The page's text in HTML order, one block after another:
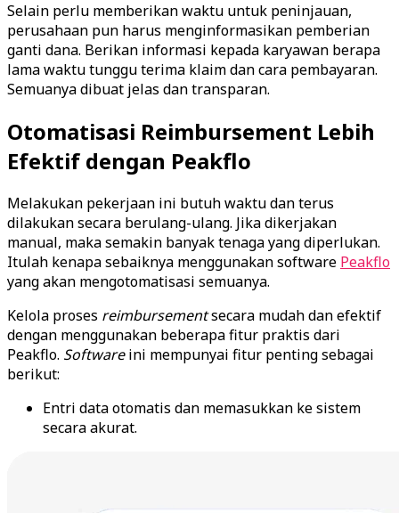
Selain perlu memberikan waktu untuk peninjauan,
perusahaan pun harus menginformasikan pemberian
ganti dana. Berikan informasi kepada karyawan berapa
lama waktu tunggu terima klaim dan cara pembayaran.
Semuanya dibuat jelas dan transparan.
Otomatisasi Reimbursement Lebih
Efektif dengan Peakflo
Melakukan pekerjaan ini butuh waktu dan terus
dilakukan secara berulang-ulang. Jika dikerjakan
manual, maka semakin banyak tenaga yang diperlukan.
Itulah kenapa sebaiknya menggunakan software Peakflo
yang akan mengotomatisasi semuanya.
Kelola proses reimbursementsecara mudah dan efektif
dengan menggunakan beberapa fitur praktis dari
Peakflo. Softwareini mempunyai fitur penting sebagai
berikut:
Entri data otomatis dan memasukkan ke sistem
secara akurat.